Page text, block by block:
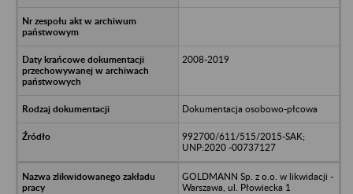
2008-2019
Dokumentacja osobowo-płcowa
992700/611/515/2015-SAK;
UNP:2020 -00737127
GOLDMANN Sp. z o.o. w likwidacji -
Warszawa, ul. Płowiecka 1